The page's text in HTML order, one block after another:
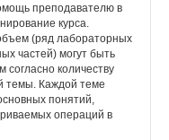
преподавателю в
курса.
(ряд лабораторных
частей) могут быть
количеству
темы. Каждой теме
понятий,
операций в